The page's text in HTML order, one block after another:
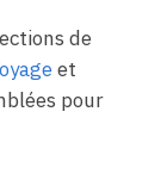
de
et
pour